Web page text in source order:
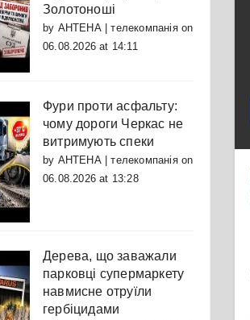
Золотоноші
by АНТЕНА | телекомпаніяon
06.08.2026 at 14:11
Фури проти асфальту:
чому дороги Черкас не
витримують спеки
by АНТЕНА | телекомпаніяon
06.08.2026 at 13:28
Дерева, що заважали
парковці супермаркету
навмисне отруїли
гербіцидами